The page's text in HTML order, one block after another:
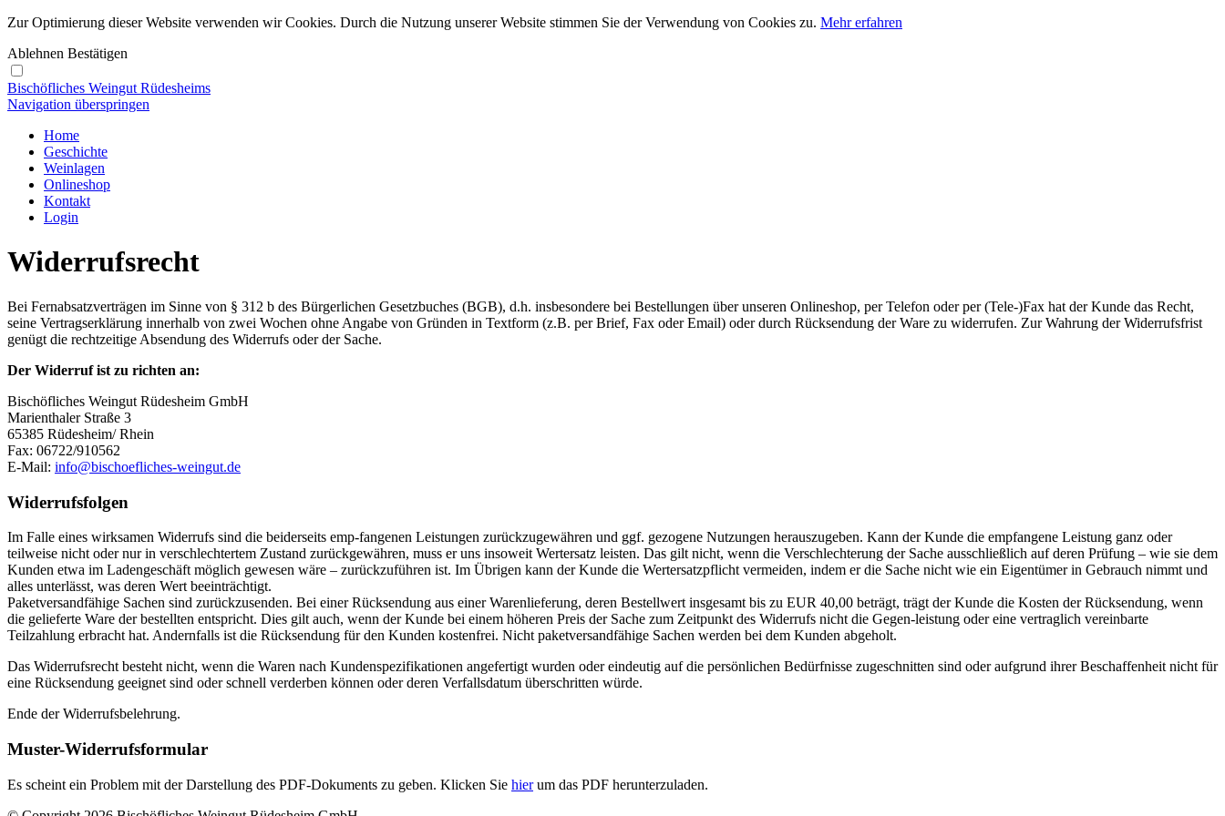
Zur Optimierung dieser Website verwenden wir Cookies. Durch die Nutzung unserer Website stimmen Sie der Verwendung von Cookies zu. Mehr erfahren
Ablehnen Bestätigen
Bischöfliches Weingut Rüdesheims
Navigation überspringen
Home
Geschichte
Weinlagen
Onlineshop
Kontakt
Login
Widerrufsrecht
Bei Fernabsatzverträgen im Sinne von § 312 b des Bürgerlichen Gesetzbuches (BGB), d.h. insbesondere bei Bestellungen über unseren Onlineshop, per Telefon oder per (Tele-)Fax hat der Kunde das Recht,
seine Vertragserklärung innerhalb von zwei Wochen ohne Angabe von Gründen in Textform (z.B. per Brief, Fax oder Email) oder durch Rücksendung der Ware zu widerrufen. Zur Wahrung der Widerrufsfrist
genügt die rechtzeitige Absendung des Widerrufs oder der Sache.
Der Widerruf ist zu richten an:
Bischöfliches Weingut Rüdesheim GmbH
Marienthaler Straße 3
65385 Rüdesheim/ Rhein
Fax: 06722/910562
E-Mail: info@bischoefliches-weingut.de
Widerrufsfolgen
Im Falle eines wirksamen Widerrufs sind die beiderseits emp-fangenen Leistungen zurückzugewähren und ggf. gezogene Nutzungen herauszugeben. Kann der Kunde die empfangene Leistung ganz oder
teilweise nicht oder nur in verschlechtertem Zustand zurückgewähren, muss er uns insoweit Wertersatz leisten. Das gilt nicht, wenn die Verschlechterung der Sache ausschließlich auf deren Prüfung – wie sie dem
Kunden etwa im Ladengeschäft möglich gewesen wäre – zurückzuführen ist. Im Übrigen kann der Kunde die Wertersatzpflicht vermeiden, indem er die Sache nicht wie ein Eigentümer in Gebrauch nimmt und
alles unterlässt, was deren Wert beeinträchtigt.
Paketversandfähige Sachen sind zurückzusenden. Bei einer Rücksendung aus einer Warenlieferung, deren Bestellwert insgesamt bis zu EUR 40,00 beträgt, trägt der Kunde die Kosten der Rücksendung, wenn
die gelieferte Ware der bestellten entspricht. Dies gilt auch, wenn der Kunde bei einem höheren Preis der Sache zum Zeitpunkt des Widerrufs nicht die Gegen-leistung oder eine vertraglich vereinbarte
Teilzahlung erbracht hat. Andernfalls ist die Rücksendung für den Kunden kostenfrei. Nicht paketversandfähige Sachen werden bei dem Kunden abgeholt.
Das Widerrufsrecht besteht nicht, wenn die Waren nach Kundenspezifikationen angefertigt wurden oder eindeutig auf die persönlichen Bedürfnisse zugeschnitten sind oder aufgrund ihrer Beschaffenheit nicht für
eine Rücksendung geeignet sind oder schnell verderben können oder deren Verfallsdatum überschritten würde.
Ende der Widerrufsbelehrung.
Muster-Widerrufsformular
Es scheint ein Problem mit der Darstellung des PDF-Dokuments zu geben. Klicken Sie hierum das PDF herunterzuladen.